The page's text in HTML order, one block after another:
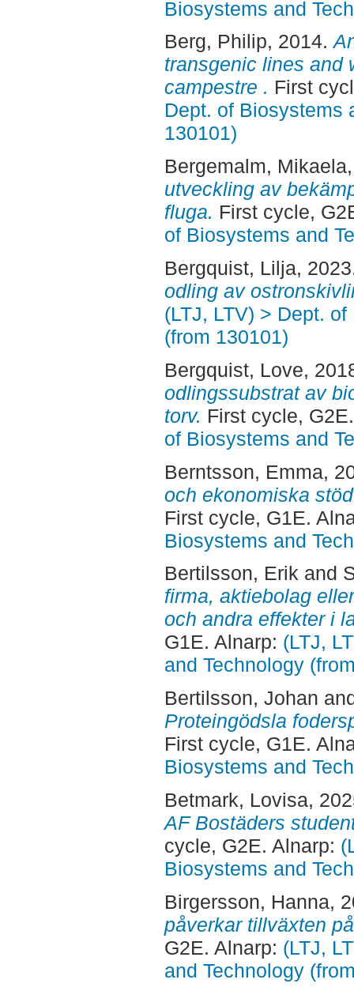
Biosystems and
Berg, Philip, 2014.
transgenic lines and
campestre . First
Dept. of Biosystems
130101)
Bergemalm, Mikaela
utveckling av
fluga. First cycle,
of Biosystems and
Bergquist, Lilja,
odling av
(LTJ, LTV) > Dept.
(from 130101)
Bergquist, Love,
odlingssubstrat av
torv. First cycle,
of Biosystems and
Berntsson, Emma,
och ekonomiska
First cycle, G1E.
Biosystems and
Bertilsson, Erik and
firma, aktiebolag
och andra effekter i
G1E. Alnarp: (LTJ,
and Technology
Bertilsson, Johan
Proteingödsla
First cycle, G1E.
Biosystems and
Betmark, Lovisa,
AF Bostäders
cycle, G2E. Alnarp:
Biosystems and
Birgersson, Hanna,
påverkar tillväxten
G2E. Alnarp: (LTJ,
and Technology